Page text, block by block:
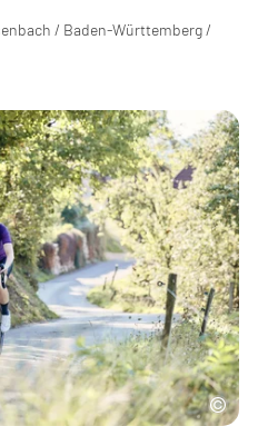
/ Baden-Württemberg /